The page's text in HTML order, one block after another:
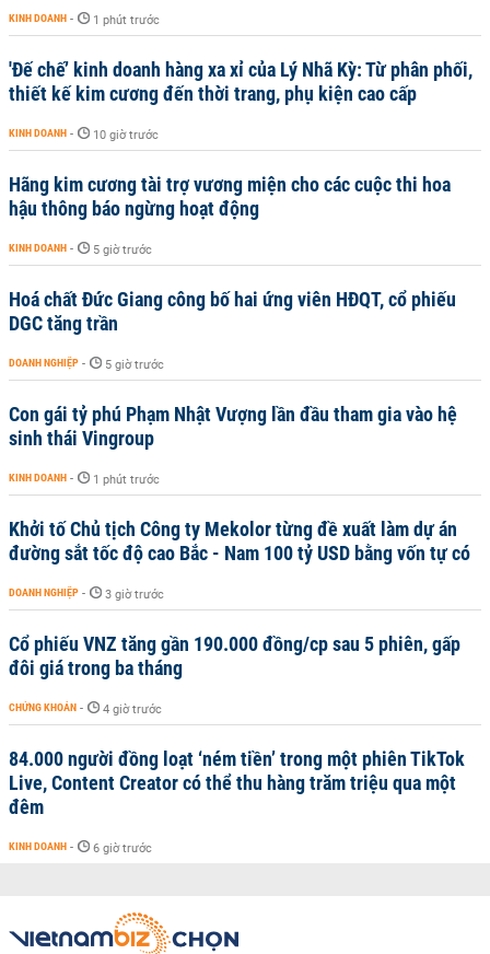
KINH DOANH - 1 phút trước
'Đế chế’ kinh doanh hàng xa xỉ của Lý Nhã Kỳ: Từ phân phối,
thiết kế kim cương đến thời trang, phụ kiện cao cấp
KINH DOANH - 10 giờ trước
Hãng kim cương tài trợ vương miện cho các cuộc thi hoa
hậu thông báo ngừng hoạt động
KINH DOANH - 5 giờ trước
Hoá chất Đức Giang công bố hai ứng viên HĐQT, cổ phiếu
DGC tăng trần
DOANH NGHIỆP - 5 giờ trước
Con gái tỷ phú Phạm Nhật Vượng lần đầu tham gia vào hệ
sinh thái Vingroup
KINH DOANH - 1 phút trước
Khởi tố Chủ tịch Công ty Mekolor từng đề xuất làm dự án
đường sắt tốc độ cao Bắc - Nam 100 tỷ USD bằng vốn tự có
DOANH NGHIỆP - 3 giờ trước
Cổ phiếu VNZ tăng gần 190.000 đồng/cp sau 5 phiên, gấp
đôi giá trong ba tháng
CHỨNG KHOÁN - 4 giờ trước
84.000 người đồng loạt ‘ném tiền’ trong một phiên TikTok
Live, Content Creator có thể thu hàng trăm triệu qua một
đêm
KINH DOANH - 6 giờ trước